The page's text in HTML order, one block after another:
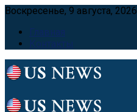
Воскресенье, 9 августа, 2026
Главная
Контакты